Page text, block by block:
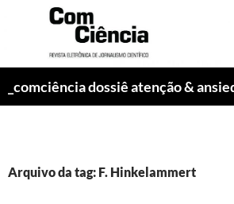
_comciência dossiê atenção &
Arquivo da tag: F. Hinkelammert